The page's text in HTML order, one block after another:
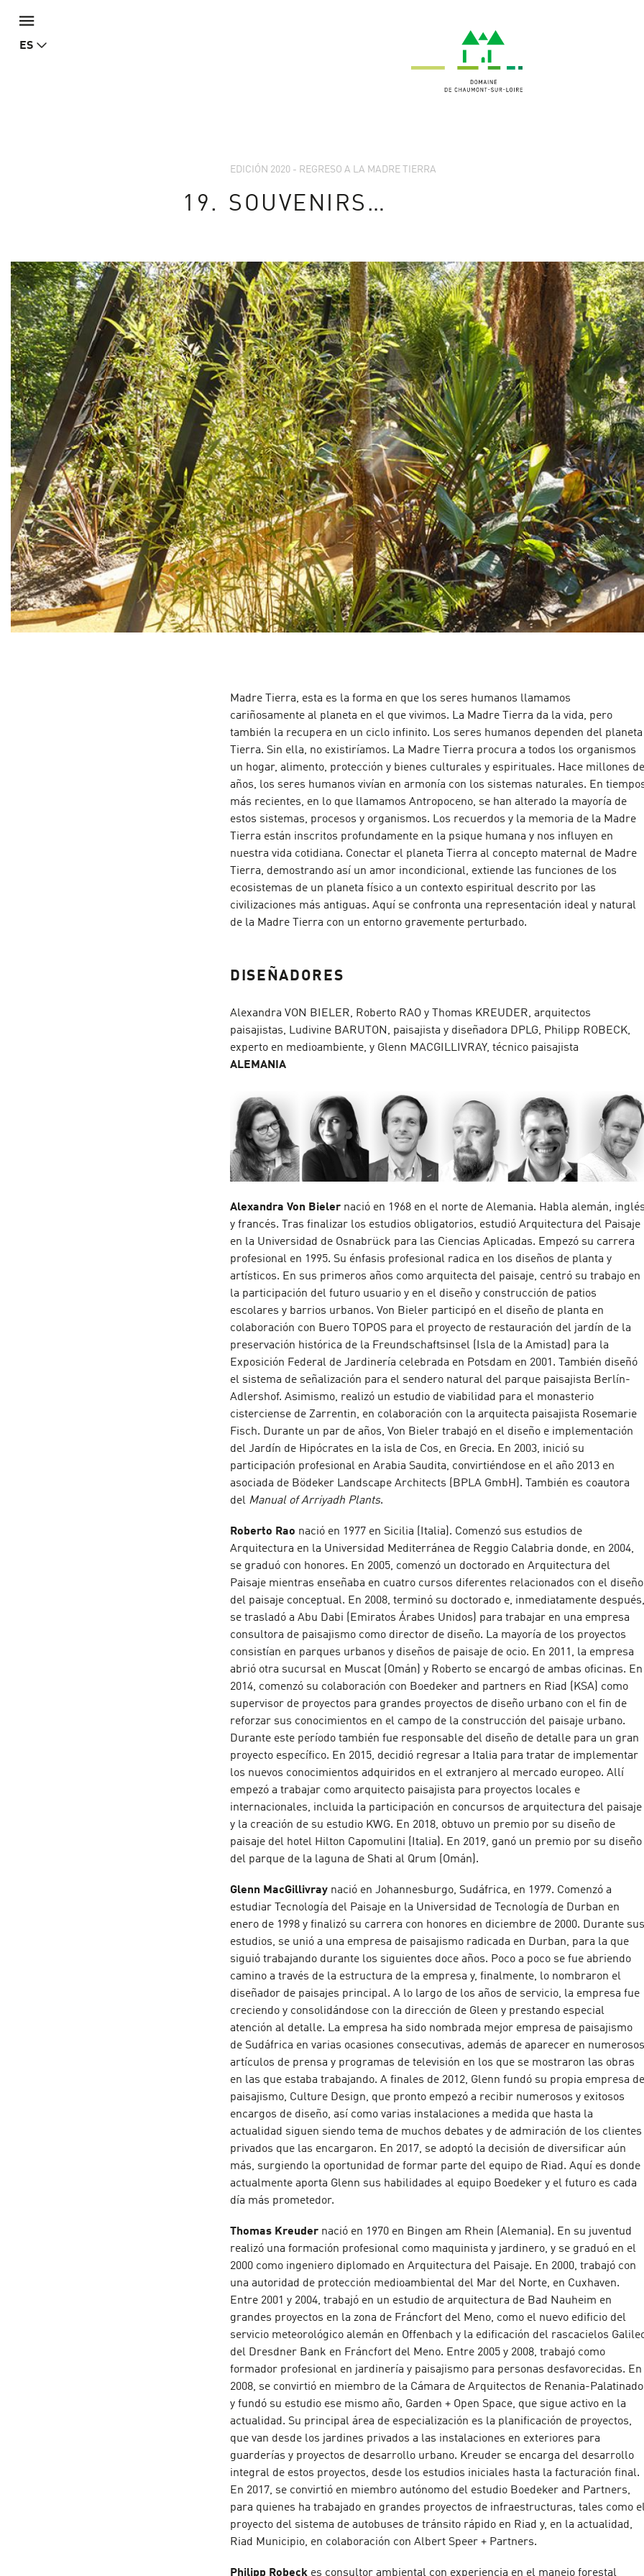
ES
EDICIÓN 2020 - REGRESO A LA MADRE TIERRA
19. SOUVENIRS…
Madre Tierra, esta es la forma en que los seres humanos llamamos
cariñosamente al planeta en el que vivimos. La Madre Tierra da la vida, pero
también la recupera en un ciclo infinito. Los seres humanos dependen del planeta
Tierra. Sin ella, no existiríamos. La Madre Tierra procura a todos los organismos
un hogar, alimento, protección y bienes culturales y espirituales. Hace millones de
años, los seres humanos vivían en armonía con los sistemas naturales. En
más recientes, en lo que llamamos Antropoceno, se han alterado la mayoría de
estos sistemas, procesos y organismos. Los recuerdos y la memoria de la Madre
Tierra están inscritos profundamente en la psique humana y nos influyen en
nuestra vida cotidiana. Conectar el planeta Tierra al concepto maternal de Madre
Tierra, demostrando así un amor incondicional, extiende las funciones de los
ecosistemas de un planeta físico a un contexto espiritual descrito por las
civilizaciones más antiguas. Aquí se confronta una representación ideal y natural
de la Madre Tierra con un entorno gravemente perturbado.
DISEÑADORES
Alexandra VON BIELER, Roberto RAO y Thomas KREUDER, arquitectos
paisajistas, Ludivine BARUTON, paisajista y diseñadora DPLG, Philipp ROBECK,
experto en medioambiente, y Glenn MACGILLIVRAY, técnico paisajista
ALEMANIA
Alexandra Von Bieler nació en 1968 en el norte de Alemania. Habla alemán,
y francés. Tras finalizar los estudios obligatorios, estudió Arquitectura del Paisaje
en la Universidad de Osnabrück para las Ciencias Aplicadas. Empezó su carrera
profesional en 1995. Su énfasis profesional radica en los diseños de planta y
artísticos. En sus primeros años como arquitecta del paisaje, centró su trabajo en
la participación del futuro usuario y en el diseño y construcción de patios
escolares y barrios urbanos. Von Bieler participó en el diseño de planta en
colaboración con Buero TOPOS para el proyecto de restauración del jardín de la
preservación histórica de la Freundschaftsinsel (Isla de la Amistad) para la
Exposición Federal de Jardinería celebrada en Potsdam en 2001. También diseñó
el sistema de señalización para el sendero natural del parque paisajista Berlín-
Adlershof. Asimismo, realizó un estudio de viabilidad para el monasterio
cisterciense de Zarrentin, en colaboración con la arquitecta paisajista Rosemarie
Fisch. Durante un par de años, Von Bieler trabajó en el diseño e implementación
del Jardín de Hipócrates en la isla de Cos, en Grecia. En 2003, inició su
participación profesional en Arabia Saudita, convirtiéndose en el año 2013 en
asociada de Bödeker Landscape Architects (BPLA GmbH). También es coautora
del Manual of Arriyadh Plants.
Roberto Rao nació en 1977 en Sicilia (Italia). Comenzó sus estudios de
Arquitectura en la Universidad Mediterránea de Reggio Calabria donde, en 2004,
se graduó con honores. En 2005, comenzó un doctorado en Arquitectura del
Paisaje mientras enseñaba en cuatro cursos diferentes relacionados con el diseño
del paisaje conceptual. En 2008, terminó su doctorado e, inmediatamente después,
se trasladó a Abu Dabi (Emiratos Árabes Unidos) para trabajar en una empresa
consultora de paisajismo como director de diseño. La mayoría de los proyectos
consistían en parques urbanos y diseños de paisaje de ocio. En 2011, la empresa
abrió otra sucursal en Muscat (Omán) y Roberto se encargó de ambas oficinas. En
2014, comenzó su colaboración con Boedeker and partners en Riad (KSA) como
supervisor de proyectos para grandes proyectos de diseño urbano con el fin de
reforzar sus conocimientos en el campo de la construcción del paisaje urbano.
Durante este período también fue responsable del diseño de detalle para un gran
proyecto específico. En 2015, decidió regresar a Italia para tratar de implementar
los nuevos conocimientos adquiridos en el extranjero al mercado europeo. Allí
empezó a trabajar como arquitecto paisajista para proyectos locales e
internacionales, incluida la participación en concursos de arquitectura del paisaje
y la creación de su estudio KWG. En 2018, obtuvo un premio por su diseño de
paisaje del hotel Hilton Capomulini (Italia). En 2019, ganó un premio por su diseño
del parque de la laguna de Shati al Qrum (Omán).
Glenn MacGillivray nació en Johannesburgo, Sudáfrica, en 1979. Comenzó a
estudiar Tecnología del Paisaje en la Universidad de Tecnología de Durban en
enero de 1998 y finalizó su carrera con honores en diciembre de 2000. Durante sus
estudios, se unió a una empresa de paisajismo radicada en Durban, para la que
siguió trabajando durante los siguientes doce años. Poco a poco se fue abriendo
camino a través de la estructura de la empresa y, finalmente, lo nombraron el
diseñador de paisajes principal. A lo largo de los años de servicio, la empresa fue
creciendo y consolidándose con la dirección de Gleen y prestando especial
atención al detalle. La empresa ha sido nombrada mejor empresa de paisajismo
de Sudáfrica en varias ocasiones consecutivas, además de aparecer en numerosos
artículos de prensa y programas de televisión en los que se mostraron las obras
en las que estaba trabajando. A finales de 2012, Glenn fundó su propia empresa de
paisajismo, Culture Design, que pronto empezó a recibir numerosos y exitosos
encargos de diseño, así como varias instalaciones a medida que hasta la
actualidad siguen siendo tema de muchos debates y de admiración de los clientes
privados que las encargaron. En 2017, se adoptó la decisión de diversificar aún
más, surgiendo la oportunidad de formar parte del equipo de Riad. Aquí es donde
actualmente aporta Glenn sus habilidades al equipo Boedeker y el futuro es cada
día más prometedor.
Thomas Kreuder nació en 1970 en Bingen am Rhein (Alemania). En su juventud
realizó una formación profesional como maquinista y jardinero, y se graduó en el
2000 como ingeniero diplomado en Arquitectura del Paisaje. En 2000, trabajó con
una autoridad de protección medioambiental del Mar del Norte, en Cuxhaven.
Entre 2001 y 2004, trabajó en un estudio de arquitectura de Bad Nauheim en
grandes proyectos en la zona de Fráncfort del Meno, como el nuevo edificio del
servicio meteorológico alemán en Offenbach y la edificación del rascacielos
del Dresdner Bank en Fráncfort del Meno. Entre 2005 y 2008, trabajó como
formador profesional en jardinería y paisajismo para personas desfavorecidas. En
2008, se convirtió en miembro de la Cámara de Arquitectos de Renania-Palatinado
y fundó su estudio ese mismo año, Garden + Open Space, que sigue activo en la
actualidad. Su principal área de especialización es la planificación de proyectos,
que van desde los jardines privados a las instalaciones en exteriores para
guarderías y proyectos de desarrollo urbano. Kreuder se encarga del desarrollo
integral de estos proyectos, desde los estudios iniciales hasta la facturación final.
En 2017, se convirtió en miembro autónomo del estudio Boedeker and Partners,
para quienes ha trabajado en grandes proyectos de infraestructuras, tales como
proyecto del sistema de autobuses de tránsito rápido en Riad y, en la actualidad,
Riad Municipio, en colaboración con Albert Speer + Partners.
Philipp Robeck es consultor ambiental con experiencia en el manejo forestal